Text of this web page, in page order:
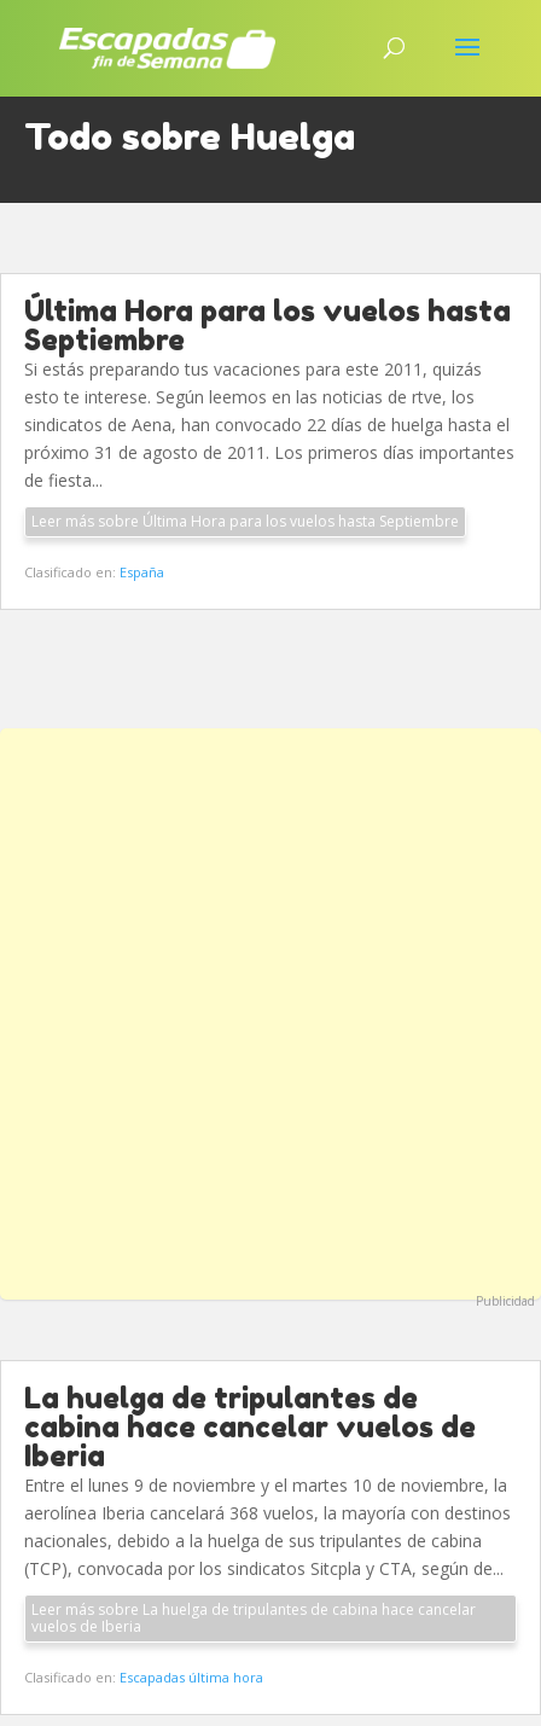
Todo sobre Huelga
Última Hora para los vuelos hasta
Septiembre
Si estás preparando tus vacaciones para este 2011, quizás
esto te interese. Según leemos en las noticias de rtve, los
sindicatos de Aena, han convocado 22 días de huelga hasta el
próximo 31 de agosto de 2011. Los primeros días importantes
de fiesta...
Leer más sobre Última Hora para los vuelos hasta Septiembre
Clasificado en: España
Publicidad
La huelga de tripulantes de
cabina hace cancelar vuelos de
Iberia
Entre el lunes 9 de noviembre y el martes 10 de noviembre, la
aerolínea Iberia cancelará 368 vuelos, la mayoría con destinos
nacionales, debido a la huelga de sus tripulantes de cabina
(TCP), convocada por los sindicatos Sitcpla y CTA, según de...
Leer más sobre La huelga de tripulantes de cabina hace cancelar
vuelos de Iberia
Clasificado en: Escapadas última hora